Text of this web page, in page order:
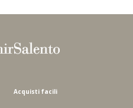
Acquisti facili